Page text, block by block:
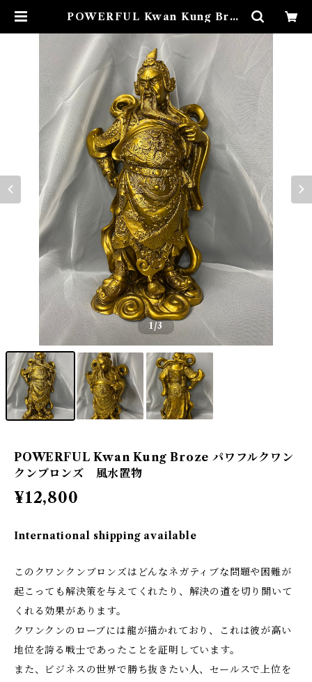
POWERFUL Kwan Kung Broz
水置物 | Airies Mystical アイリ
スミスティカル マダムアイリスの
風水・本格白魔術
1/3
POWERFUL Kwan Kung Broze パワフルクワン
クンブロンズ 風水置物
¥12,800
International shipping available
このクワンクンブロンズはどんなネガティブな問題や困難が
起こっても解決策を与えてくれたり、解決の道を切り開いて
くれる効果があります。
クワンクンのローブには龍が描かれており、これは彼が高い
地位を誇る戦士であったことを証明しています。
また、ビジネスの世界で勝ち抜きたい人、セールスで上位を